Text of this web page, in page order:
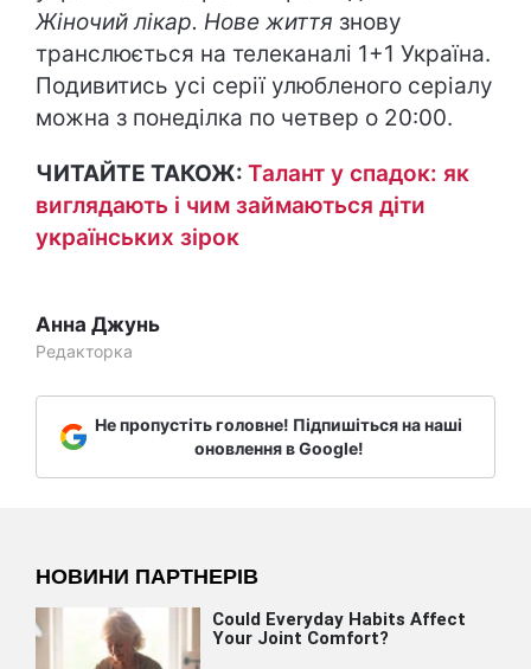
Жіночий лікар. Нове життя знову
транслюється на телеканалі 1+1 Україна.
Подивитись усі серії улюбленого серіалу
можна з понеділка по четвер о 20:00.
ЧИТАЙТЕ ТАКОЖ: Талант у спадок: як
виглядають і чим займаються діти
українських зірок
Анна Джунь
Редакторка
Не пропустіть головне! Підпишіться на наші
оновлення в Google!